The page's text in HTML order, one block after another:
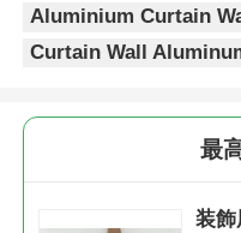
工業用アルミニウム
アルミプロファイル
Aluminium Curtain
Curtain Wall
最
装飾